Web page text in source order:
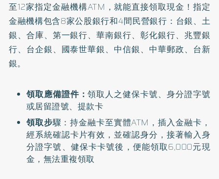
至12家指定金融機構ATM，就能直接領取現金！指定
金融機構包含8家公股銀行和4間民營銀行：台銀、土
銀、合庫、第一銀行、華南銀行、彰化銀行、兆豐銀
行、台企銀、國泰世華銀、中信銀、中華郵政、台新
銀。
領取應備證件：領取人之健保卡號、身分證字號
或居留證號、提款卡
領取步驟：持金融卡至實體ATM，插入金融卡，
經系統確認卡片有效，並確認身分，接著輸入身
分證字號、健保卡卡號後，便能領取6,000元現
金，無法重複領取